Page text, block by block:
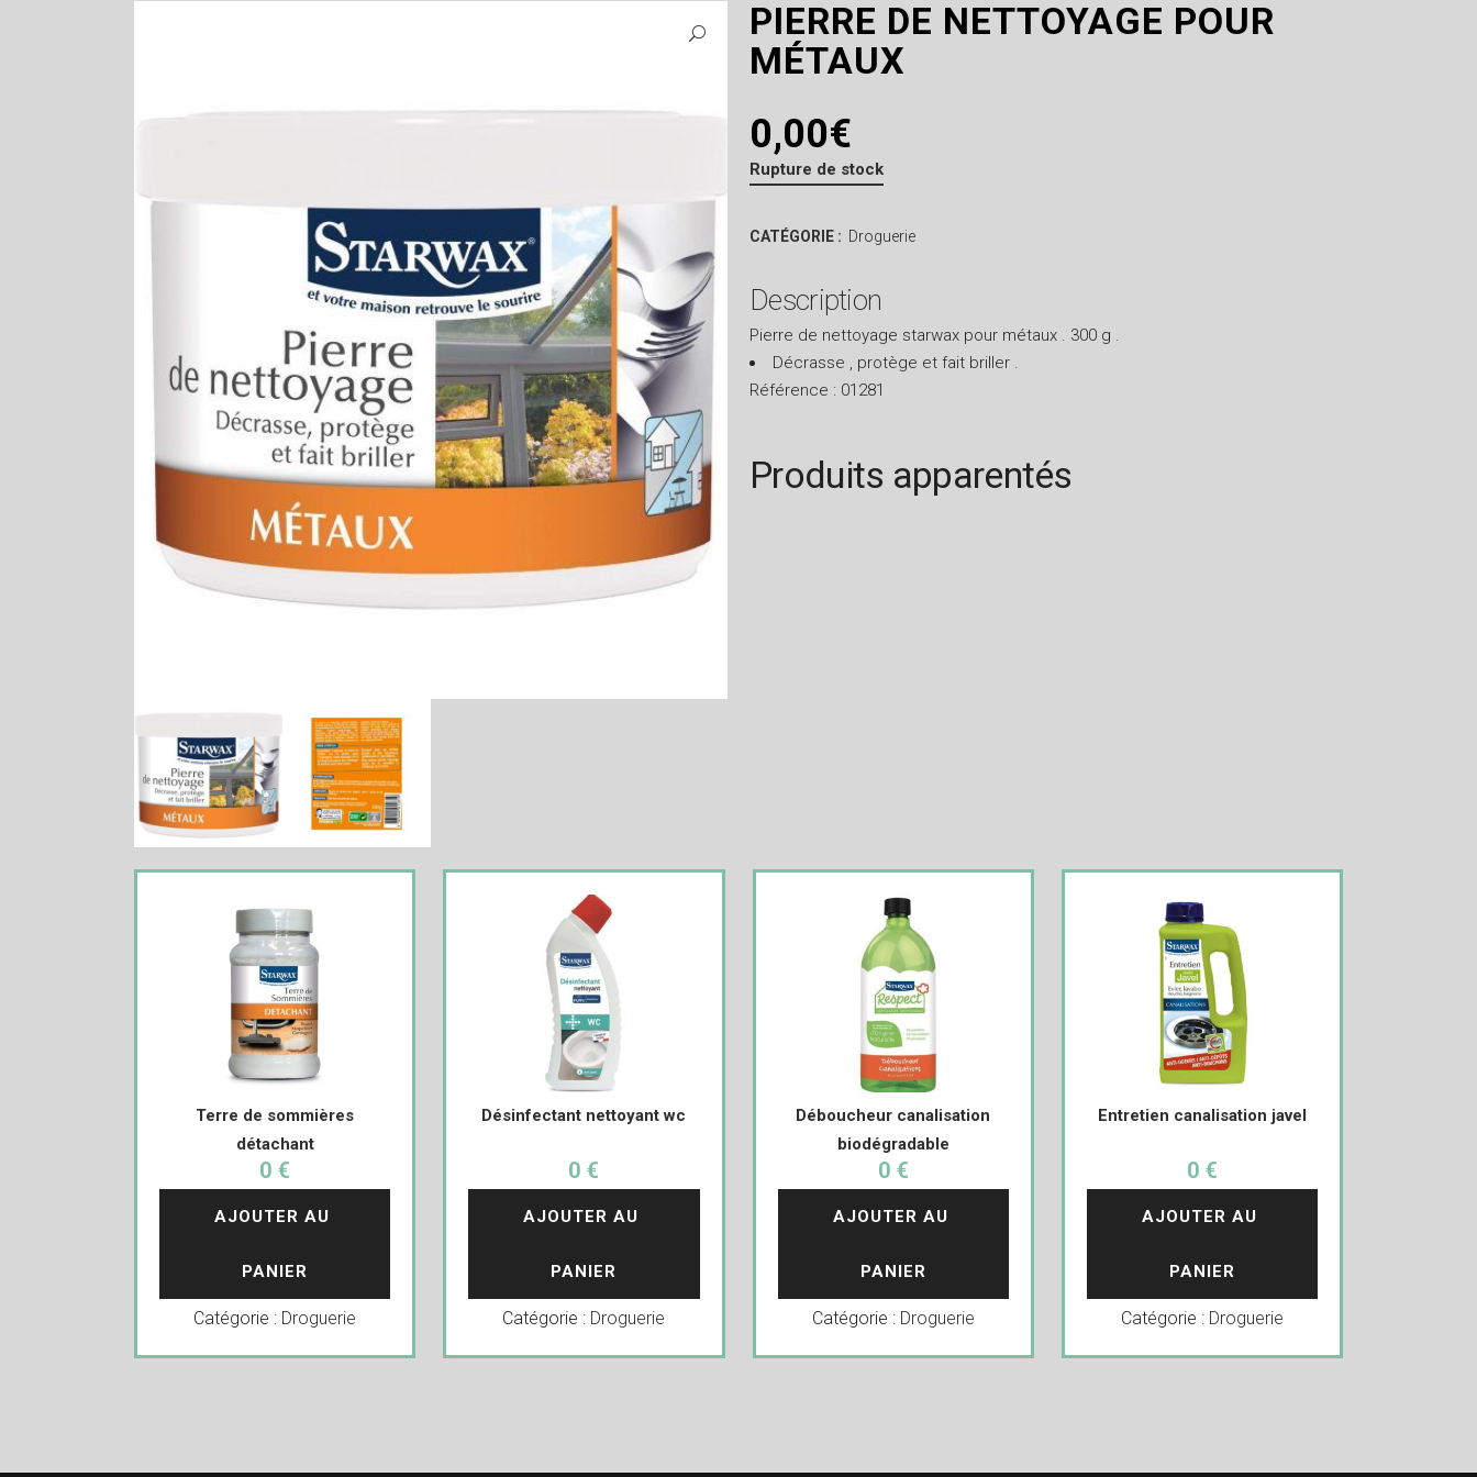
PIERRE DE NETTOYAGE POUR
MÉTAUX
0,00€
Rupture de stock
CATÉGORIE : Droguerie
Description
Pierre de nettoyage starwax pour métaux . 300 g .
Décrasse , protège et fait briller .
Référence : 01281
Produits apparentés
Terre de sommières
détachant
0 €
AJOUTER AU
PANIER
Catégorie : Droguerie
Désinfectant nettoyant wc
0 €
AJOUTER AU
PANIER
Catégorie : Droguerie
Déboucheur canalisation
biodégradable
0 €
AJOUTER AU
PANIER
Catégorie : Droguerie
Entretien canalisation javel
0 €
AJOUTER AU
PANIER
Catégorie : Droguerie